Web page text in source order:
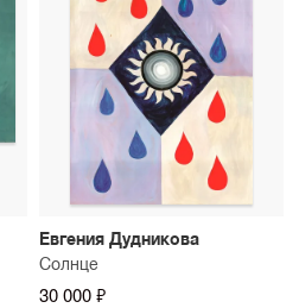
Евгения Дудникова
Солнце
30 000 ₽